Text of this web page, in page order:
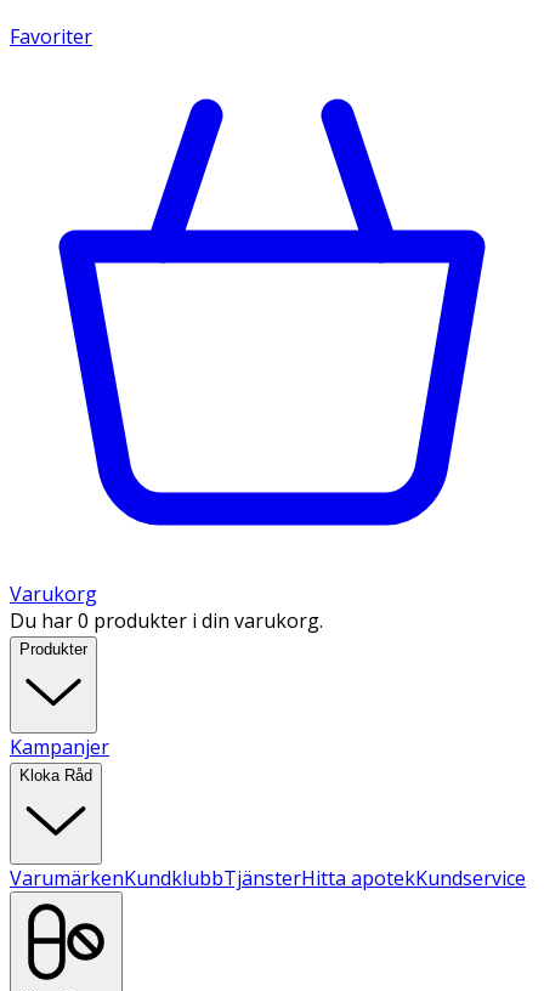
Favoriter
Varukorg
Du har 0 produkter i din varukorg.
Produkter
Kampanjer
Kloka Råd
VarumärkenKundklubbTjänsterHitta apotekKundservice